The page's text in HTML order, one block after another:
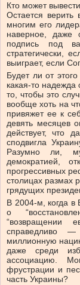
Кто может
Остается
многим его
наверное, даже
подпись под
стратегически,
выиграет, если
Будет ли от
какая-то
то, чтобы это
вообще хоть на
привяжет ее к
девять месяцев
действует, что
сподвигла
Разумно ли,
демократией,
прогрессивных
столицах размах
грядущих
В 2004-м, когда в
о
“возвращении
справедливо
миллионную
даже среди
ассоциацию.
фрустрации и
часть Украины?